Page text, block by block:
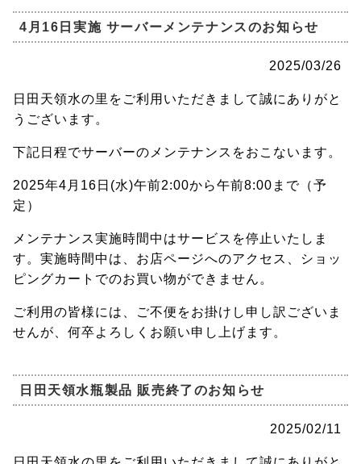
4月16日実施 サーバーメンテナンスのお知らせ
2025/03/26
日田天領水の里をご利用いただきまして誠にありがと
うございます。
下記日程でサーバーのメンテナンスをおこないます。
2025年4月16日(水)午前2:00から午前8:00まで（予
定）
メンテナンス実施時間中はサービスを停止いたしま
す。実施時間中は、お店ページへのアクセス、ショッ
ピングカートでのお買い物ができません。
ご利用の皆様には、ご不便をお掛けし申し訳ございま
せんが、何卒よろしくお願い申し上げます。
日田天領水瓶製品 販売終了のお知らせ
2025/02/11